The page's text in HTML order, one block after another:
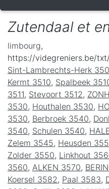
Zutendaal et
limbourg,
https://videgreniers.be/
Sint-Lambrechts-Herk
Kermt 3510, Spalbeek
3511, Stevoort 3512 ,
3530, Houthalen 3530,
3530, Berbroek 3540,
3540, Schulen 3540,
Zelem 3545, Heusden
Zolder 3550, Linkhout
3560, ALKEN 3570,
Koersel 3582 , Paal 3583,